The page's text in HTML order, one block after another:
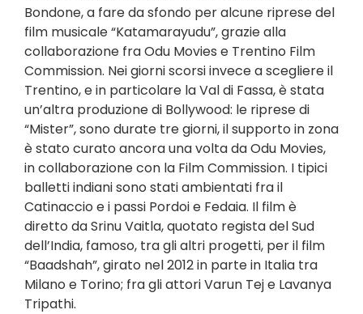
Bondone, a fare da sfondo per alcune riprese del
film musicale “Katamarayudu”, grazie alla
collaborazione fra Odu Movies e Trentino Film
Commission. Nei giorni scorsi invece a scegliere il
Trentino, e in particolare la Val di Fassa, è stata
un’altra produzione di Bollywood: le riprese di
“Mister”, sono durate tre giorni, il supporto in zona
è stato curato ancora una volta da Odu Movies,
in collaborazione con la Film Commission. I tipici
balletti indiani sono stati ambientati fra il
Catinaccio e i passi Pordoi e Fedaia. Il film è
diretto da Srinu Vaitla, quotato regista del Sud
dell’India, famoso, tra gli altri progetti, per il film
“Baadshah”, girato nel 2012 in parte in Italia tra
Milano e Torino; fra gli attori Varun Tej e Lavanya
Tripathi.